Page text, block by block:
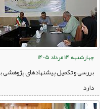
چهارشنبه 14 مرداد 1405
بررسی و تکمیل پیشنهادهای پژوهشی
دارد